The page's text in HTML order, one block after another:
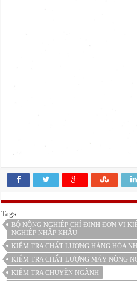
Tags
BỘ NÔNG NGHIỆP CHỈ ĐỊNH ĐƠN VỊ
NGHIỆP NHẬP KHẨU
KIỂM TRA CHẤT LƯỢNG HÀNG HÓA
KIỂM TRA CHẤT LƯỢNG MÁY NÔNG
KIỂM TRA CHUYÊN NGÀNH